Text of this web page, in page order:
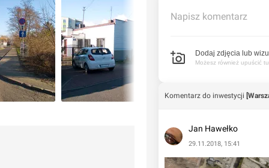
Napisz komentarz
Dodaj zdjęcia lub
Możesz również upuścić
Komentarz do inwestycji
Jan Hawełko
29.11.2018, 15:41